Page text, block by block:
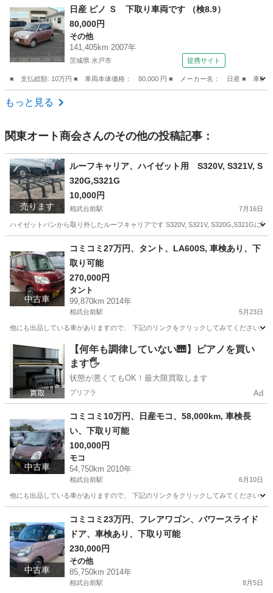
平塚駅 セレナ
日産 ピノ Ｓ 下取り車両です （検8.9）
80,000円
その他
141,405km 2007年
茨城県 水戸市 提携サイト
■ 支払総額: 10万円 ■ 車両本体価格： 80,000 円 ■ メーカー名： 日産 ■ 車
茨城 水戸市
もっと見る
関東オート商会さんのその他の投稿記事：
売ります
ルーフキャリア、ハイゼット用 S320V, S321V, S
320G,S321G
10,000円
相武台前駅 7月16日
ハイゼットバンから取り外したルーフキャリアです S320V, S321V, S320G,S321Gに
相武台前駅 キャリア、ラック
中古車
コミコミ27万円、タント、LA600S, 車検あり、下
取り可能
270,000円
タント
99,870km 2014年
相武台前駅 5月23日
他にも出品している車がありますので、 下記のリンクをクリックしてみてください。
神奈川 相模原市 相武台前駅 タント スマートアシスト
【何年も調律していない🎹】ピアノを買い
ます🖐️
状態が悪くてもOK！最大限買取します
プリフラ Ad
中古車
コミコミ10万円、日産モコ、58,000km, 車検長
い、下取り可能
100,000円
モコ
54,750km 2010年
相武台前駅 6月10日
他にも出品している車がありますので、 下記のリンクをクリックしてみてください。
相武台前駅 日産モコ
中古車
コミコミ23万円、フレアワゴン、パワースライド
ドア、車検あり、下取り可能
230,000円
その他
85,750km 2014年
相武台前駅 8月5日